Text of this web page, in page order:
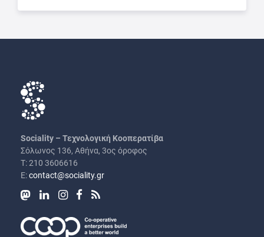
Sociality – Τεχνολογική Κοοπερατίβα
Σόλωνος 136, Αθήνα, 3ος όροφος
Τ: 210 3606616
Ε:contact@sociality.gr